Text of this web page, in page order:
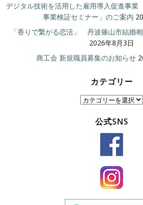
デジタル技術を活用した雇用導入促進事業
事業検証セミナー」のご案内
「香りで繋がる恋活」 丹波篠山市結婚
2026年8月3日
商工会 新規職員募集のお知らせ
カテゴリー
カ
公式SNS